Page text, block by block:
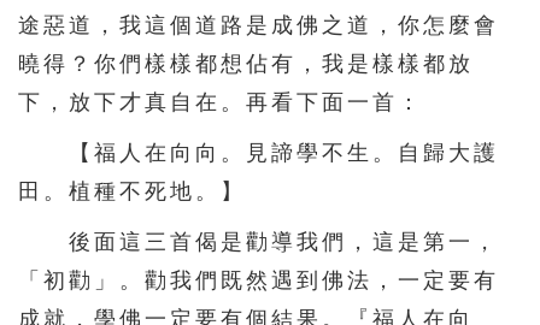
途惡道，我這個道路是成佛之道，你怎麼會
曉得？你們樣樣都想佔有，我是樣樣都放
下，放下才真自在。再看下面一首：
【福人在向向。見諦學不生。自歸大護
田。植種不死地。】
後面這三首偈是勸導我們，這是第一，
「初勸」。勸我們既然遇到佛法，一定要有
成就，學佛一定要有個結果。『福人在向